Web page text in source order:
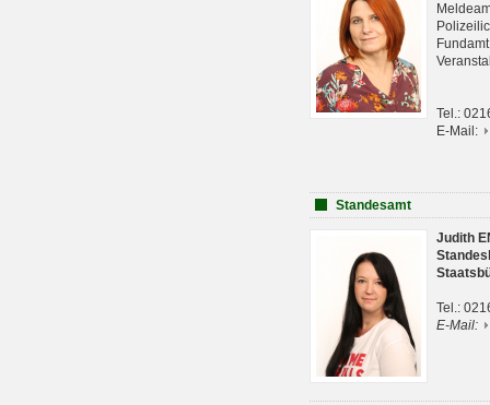
Tel.:
E-Mail:
Standesamt
Judith
Tel.:
E-Mail: